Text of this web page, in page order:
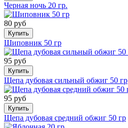
Черная ночь 20 гр.
80 руб
Купить
Шиповник 50 гр
95 руб
Купить
Щепа дубовая сильный обжиг 50 гр
95 руб
Купить
Щепа дубовая средний обжиг 50 гр